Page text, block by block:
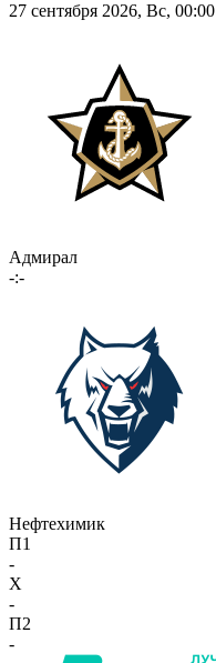
27 сентября 2026, Вс, 00:00
Адмирал
-:-
Нефтехимик
П1
-
X
-
П2
-